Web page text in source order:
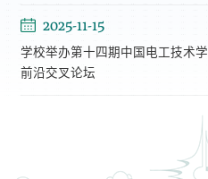
2025-11-15
学校举办第十四期中国电工技术
前沿交叉论坛